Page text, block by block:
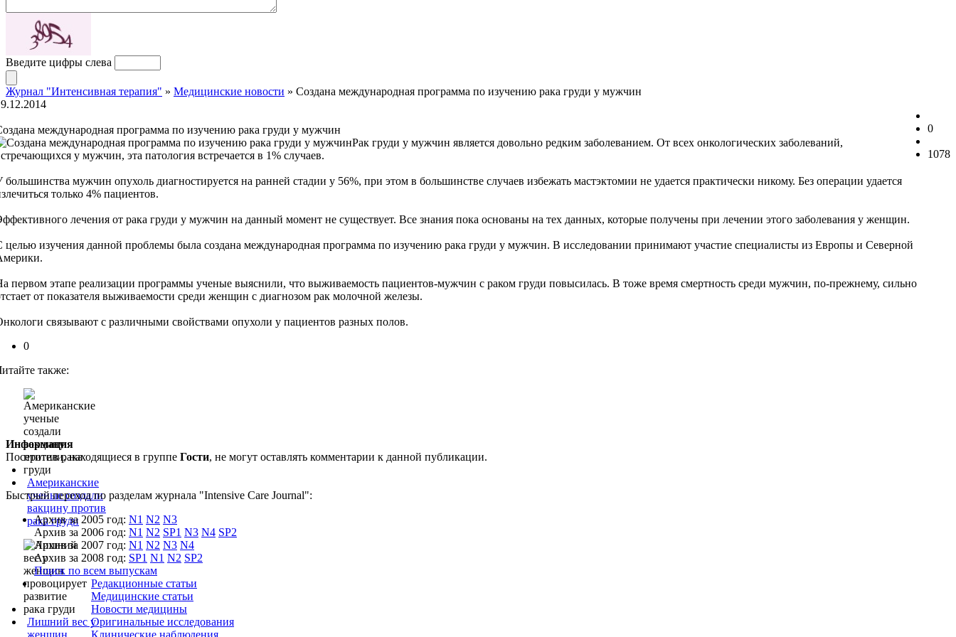
Введите цифры слева
Журнал "Интенсивная терапия" » Медицинские новости » Создана международная программа по изучению рака груди у мужчин
0
1078
международная программа по изучению рака груди у мужчин
Рак груди у мужчин является довольно редким заболеванием. От всех онкологических заболеваний,
у мужчин, эта патология встречается в 1% случаев.
большинства мужчин опухоль диагностируется на ранней стадии у 56%, при этом в большинстве случаев избежать мастэктомии не удается практически никому. Без операции удается
только 4% пациентов.
лечения от рака груди у мужчин на данный момент не существует. Все знания пока основаны на тех данных, которые получены при лечении этого заболевания у женщин.
целью изучения данной проблемы была создана международная программа по изучению рака груди у мужчин. В исследовании принимают участие специалисты из Европы и Северной
первом этапе реализации программы ученые выяснили, что выживаемость пациентов-мужчин с раком груди повысилась. В тоже время смертность среди мужчин, по-прежнему, сильно
от показателя выживаемости среди женщин с диагнозом рак молочной железы.
связывают с различными свойствами опухоли у пациентов разных полов.
0
также:
Американские
ученые создали
вакцину против
рака груди
Лишний вес у
женщин
Информация
Посетители, находящиеся в группе Гости, не могут оставлять комментарии к данной публикации.
Быстрый переход по разделам журнала "Intensive Care Journal":
Архив за 2005 год: N1 N2 N3
Архив за 2006 год: N1 N2 SP1 N3 N4 SP2
Архив за 2007 год: N1 N2 N3 N4
Архив за 2008 год: SP1 N1 N2 SP2
Поиск по всем выпускам
Редакционные статьи
Медицинские статьи
Новости медицины
Оригинальные исследования
Клинические наблюдения